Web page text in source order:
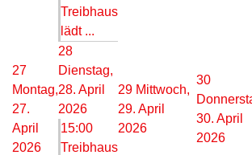
Treibhaus
lädt ...
27
Montag,
27.
April
2026
28
Dienstag,
28. April
2026
15:00
Treibhaus
29 Mittwoch,
29. April
2026
30
30. April
2026